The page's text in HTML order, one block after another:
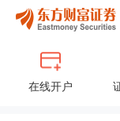
在线开户